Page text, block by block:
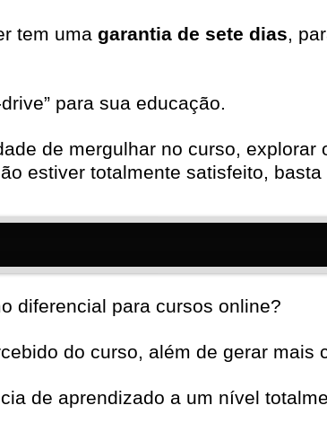
tem uma garantia de sete dias,
para sua educação.
de mergulhar no curso,
estiver totalmente satisfeito,
diferencial para cursos online?
do curso, além de gerar mais
de aprendizado a um nível